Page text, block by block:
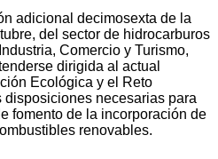
adicional decimosexta de la
del sector de hidrocarburos
Comercio y Turismo,
dirigida al actual
Ecológica y el Reto
disposiciones necesarias para
fomento de la incorporación de
renovables.